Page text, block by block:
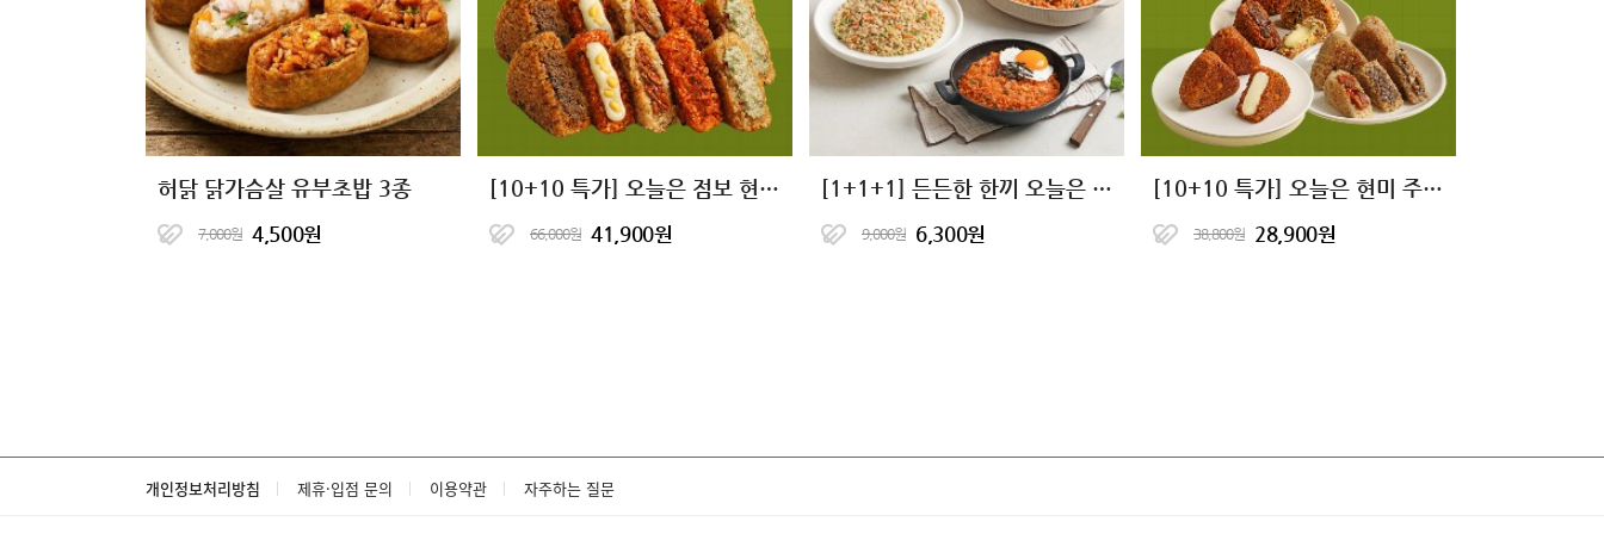
허닭 닭가슴살 유부초밥 3종
7,000원 4,500원
[10+10 특가] 오늘은 점보 현미 주먹밥 5종
66,000원 41,900원
[1+1+1] 든든한 한끼 오늘은 현미밥 17종
9,000원 6,300원
[10+10 특가] 오늘은 현미 주먹밥 11종
38,800원 28,900원
개인정보처리방침 제휴·입점 문의 이용약관 자주하는 질문